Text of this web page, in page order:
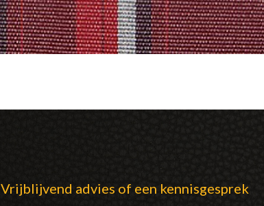
Vrijblijvend advies of een kennisgesprek